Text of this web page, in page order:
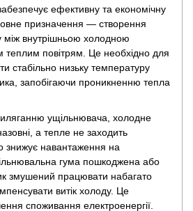
ефективну та економічну
призначення — створення
між внутрішньою холодною
теплим повітрям. Це необхідно для
стабільно низьку температуру
запобігаючи проникненню тепла
ущільнювача, холодне
а тепле не заходить
знижує навантаження на
гума пошкоджена або
змушений працювати набагато
витік холоду. Це
споживання електроенергії.